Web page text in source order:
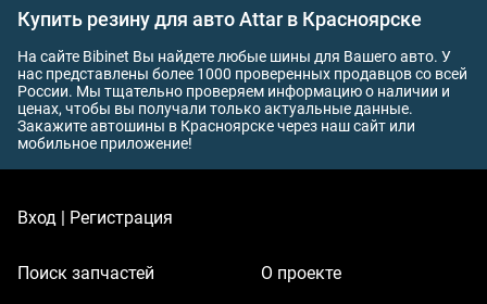
Купить резину для авто Attar в Красноярске
На сайте Bibinet Вы найдете любые шины для Вашего авто. У
нас представлены более 1000 проверенных продавцов со всей
России. Мы тщательно проверяем информацию о наличии и
ценах, чтобы вы получали только актуальные данные.
Закажите автошины в Красноярске через наш сайт или
мобильное приложение!
Вход | Регистрация
Поиск запчастей О проекте